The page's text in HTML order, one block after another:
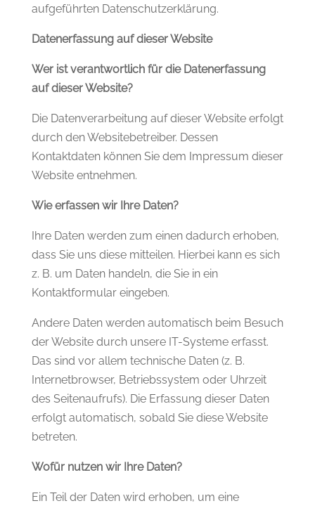
aufgeführten Datenschutzerklärung.
Datenerfassung auf dieser Website
Wer ist verantwortlich für die Datenerfassung
auf dieser Website?
Die Datenverarbeitung auf dieser Website erfolgt
durch den Websitebetreiber. Dessen
Kontaktdaten können Sie dem Impressum dieser
Website entnehmen.
Wie erfassen wir Ihre Daten?
Ihre Daten werden zum einen dadurch erhoben,
dass Sie uns diese mitteilen. Hierbei kann es sich
z. B. um Daten handeln, die Sie in ein
Kontaktformular eingeben.
Andere Daten werden automatisch beim Besuch
der Website durch unsere IT-Systeme erfasst.
Das sind vor allem technische Daten (z. B.
Internetbrowser, Betriebssystem oder Uhrzeit
des Seitenaufrufs). Die Erfassung dieser Daten
erfolgt automatisch, sobald Sie diese Website
betreten.
Wofür nutzen wir Ihre Daten?
Ein Teil der Daten wird erhoben, um eine